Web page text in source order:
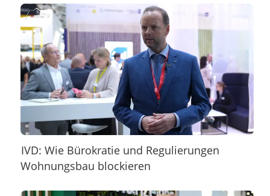
IVD: Wie Bürokratie und Regulierungen
Wohnungsbau blockieren